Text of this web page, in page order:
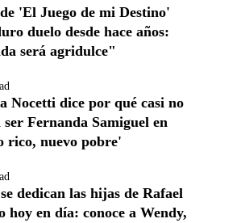
'El Juego de mi Destino'
duelo desde hace años:
será agridulce"
Nocetti dice por qué casi no
ser Fernanda Samiguel en
rico, nuevo pobre'
dedican las hijas de Rafael
hoy en día: conoce a Wendy,